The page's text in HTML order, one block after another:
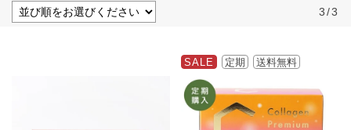
3/3
SALE 定期 送料無料